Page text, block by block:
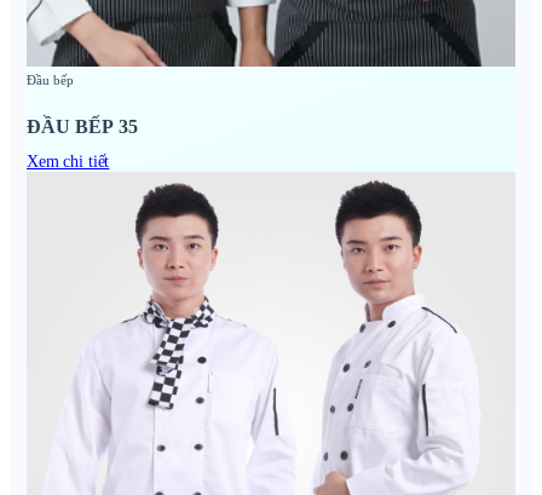
Đầu bếp
ĐẦU BẾP 35
Xem chi tiết